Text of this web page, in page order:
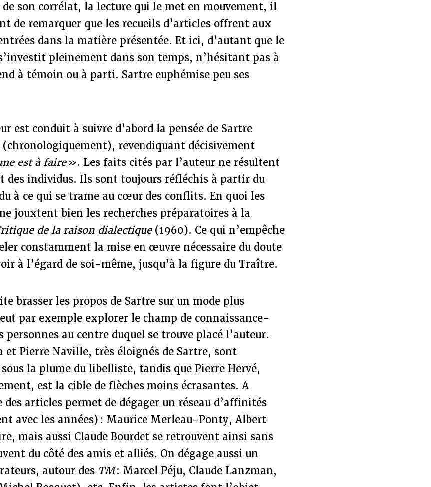
de son corrélat, la lecture qui le met en mouvement, il
de remarquer que les recueils d’articles offrent aux
dans la matière présentée. Et ici, d’autant que le
pleinement dans son temps, n’hésitant pas à
à témoin ou à parti. Sartre euphémise peu ses
est conduit à suivre d’abord la pensée de Sartre
revendiquant décisivement
est à faire». Les faits cités par l’auteur ne résultent
des individus. Ils sont toujours réfléchis à partir du
à ce qui se trame au cœur des conflits. En quoi les
jouxtent bien les recherches préparatoires à la
de la raison dialectique(1960). Ce qui n’empêche
constamment la mise en œuvre nécessaire du doute
à l’égard de soi-même, jusqu’à la figure du Traître.
brasser les propos de Sartre sur un mode plus
par exemple explorer le champ de connaissance-
personnes au centre duquel se trouve placé l’auteur.
et Pierre Naville, très éloignés de Sartre, sont
la plume du libelliste, tandis que Pierre Hervé,
est la cible de flèches moins écrasantes. A
des articles permet de dégager un réseau d’affinités
avec les années) : Maurice Merleau-Ponty, Albert
mais aussi Claude Bourdet se retrouvent ainsi sans
du côté des amis et alliés. On dégage aussi un
autour des TM: Marcel Péju, Claude Lanzman,